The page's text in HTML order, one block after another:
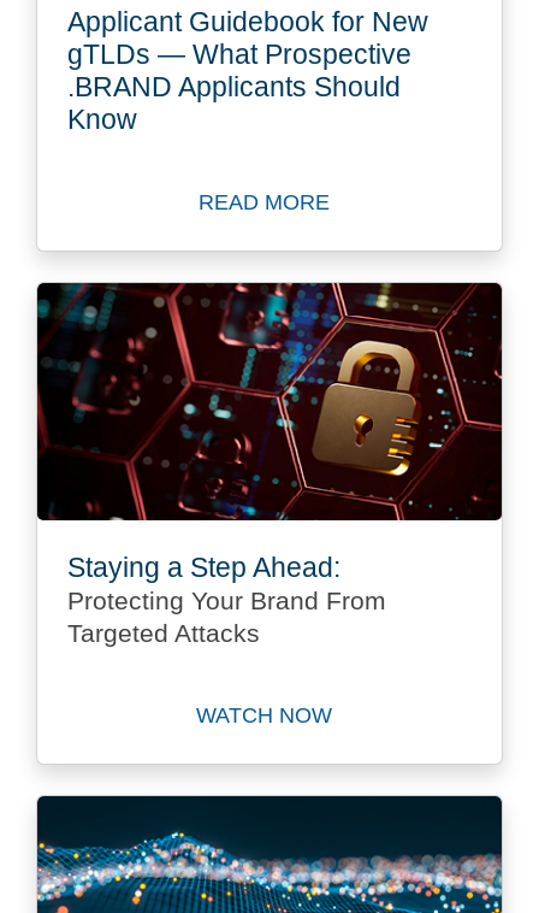
Applicant Guidebook for New
gTLDs — What Prospective
.BRAND Applicants Should
Know
READ MORE
Read Blog: ICANN
Staying a Step Ahead:
Protecting Your Brand From
Targeted Attacks
WATCH NOW
Watch Staying a Step